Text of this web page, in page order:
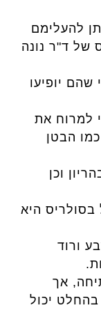
להעלימם
של ד"ר נונה
שהם יופיעו
למרוח את
הבטן
וכן
בסולריס היא
ורוד
אך
יכול